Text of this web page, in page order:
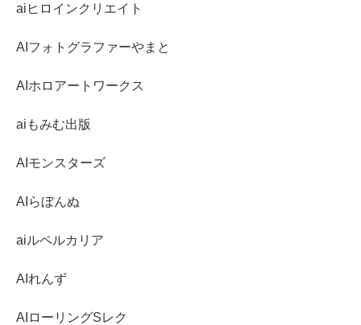
aiヒロインクリエイト
AIフォトグラファーやまと
AIホロアートワークス
aiもみむ出版
AIモンスターズ
AIらぼんぬ
aiルペルカリア
AIれんず
AIローリングSレク